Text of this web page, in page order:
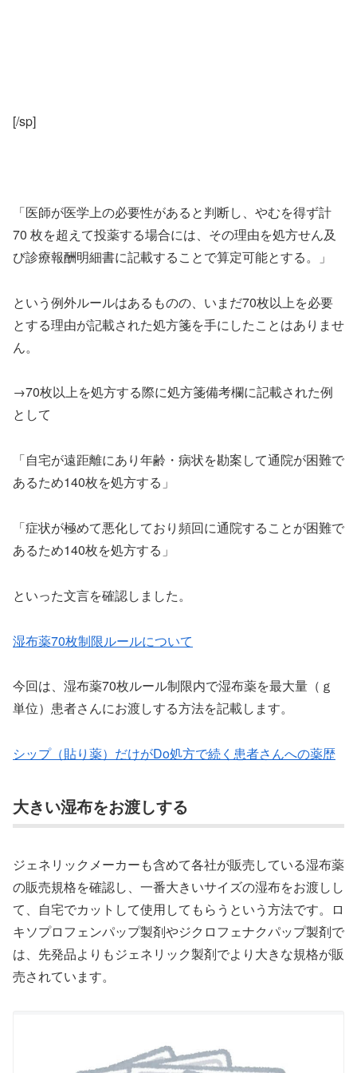
[/sp]
「医師が医学上の必要性があると判断し、やむを得ず計
70 枚を超えて投薬する場合には、その理由を処方せん及
び診療報酬明細書に記載することで算定可能とする。」
という例外ルールはあるものの、いまだ70枚以上を必要
とする理由が記載された処方箋を手にしたことはありませ
ん。
→70枚以上を処方する際に処方箋備考欄に記載された例
として
「自宅が遠距離にあり年齢・病状を勘案して通院が困難で
あるため140枚を処方する」
「症状が極めて悪化しており頻回に通院することが困難で
あるため140枚を処方する」
といった文言を確認しました。
湿布薬70枚制限ルールについて
今回は、湿布薬70枚ルール制限内で湿布薬を最大量（ｇ
単位）患者さんにお渡しする方法を記載します。
シップ（貼り薬）だけがDo処方で続く患者さんへの薬歴
大きい湿布をお渡しする
ジェネリックメーカーも含めて各社が販売している湿布薬
の販売規格を確認し、一番大きいサイズの湿布をお渡しし
て、自宅でカットして使用してもらうという方法です。ロ
キソプロフェンパップ製剤やジクロフェナクパップ製剤で
は、先発品よりもジェネリック製剤でより大きな規格が販
売されています。